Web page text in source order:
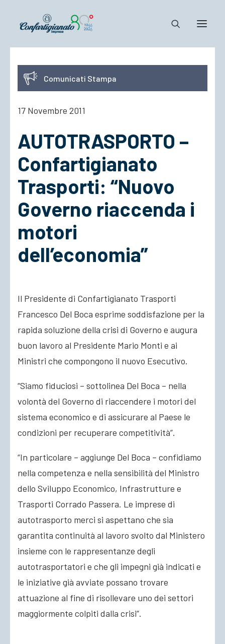
Notizie e Documenti
Confartigianato
Cosa Facciamo
ACCEDI
Comunicati Stampa
17 Novembre 2011
AUTOTRASPORTO –
Confartigianato
Trasporti: “Nuovo
Governo riaccenda i
motori
dell’economia”
Il Presidente di Confartigianato Trasporti
Francesco Del Boca esprime soddisfazione per la
rapida soluzione della crisi di Governo e augura
buon lavoro al Presidente Mario Monti e ai
Ministri che compongono il nuovo Esecutivo.
“Siamo fiduciosi – sottolinea Del Boca – nella
volontà del Governo di riaccendere i motori del
sistema economico e di assicurare al Paese le
condizioni per recuperare competitività”.
“In particolare – aggiunge Del Boca – confidiamo
nella competenza e nella sensibilità del Ministro
dello Sviluppo Economico, Infrastrutture e
Trasporti Corrado Passera. Le imprese di
autotrasporto merci si aspettano che sia
garantita continuità al lavoro svolto dal Ministero
insieme con le rappresentanze degli
autotrasportatori e che gli impegni già indicati e
le iniziative già avviate possano trovare
attuazione al fine di risollevare uno dei settori
maggiormente colpiti dalla crisi”.